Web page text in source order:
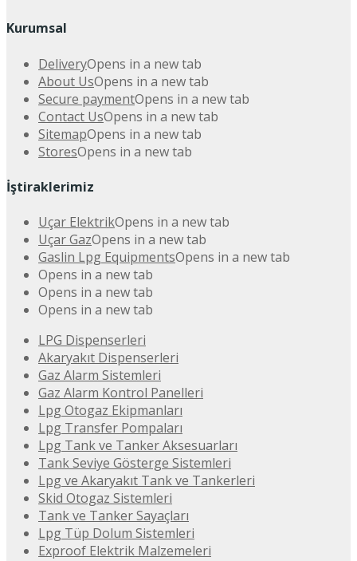
Kurumsal
DeliveryOpens in a new tab
About UsOpens in a new tab
Secure paymentOpens in a new tab
Contact UsOpens in a new tab
SitemapOpens in a new tab
StoresOpens in a new tab
İştiraklerimiz
Uçar ElektrikOpens in a new tab
Uçar GazOpens in a new tab
Gaslin Lpg EquipmentsOpens in a new tab
Opens in a new tab
Opens in a new tab
Opens in a new tab
LPG Dispenserleri
Akaryakıt Dispenserleri
Gaz Alarm Sistemleri
Gaz Alarm Kontrol Panelleri
Lpg Otogaz Ekipmanları
Lpg Transfer Pompaları
Lpg Tank ve Tanker Aksesuarları
Tank Seviye Gösterge Sistemleri
Lpg ve Akaryakıt Tank ve Tankerleri
Skid Otogaz Sistemleri
Tank ve Tanker Sayaçları
Lpg Tüp Dolum Sistemleri
Exproof Elektrik Malzemeleri